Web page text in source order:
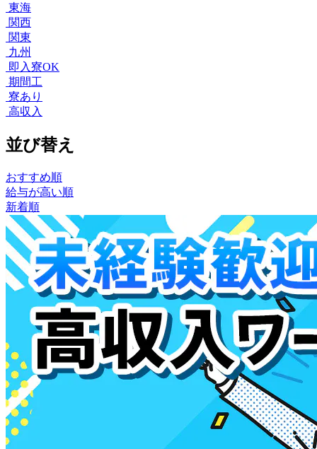
東海
関西
関東
九州
即入寮OK
期間工
寮あり
高収入
並び替え
おすすめ順
給与が高い順
新着順